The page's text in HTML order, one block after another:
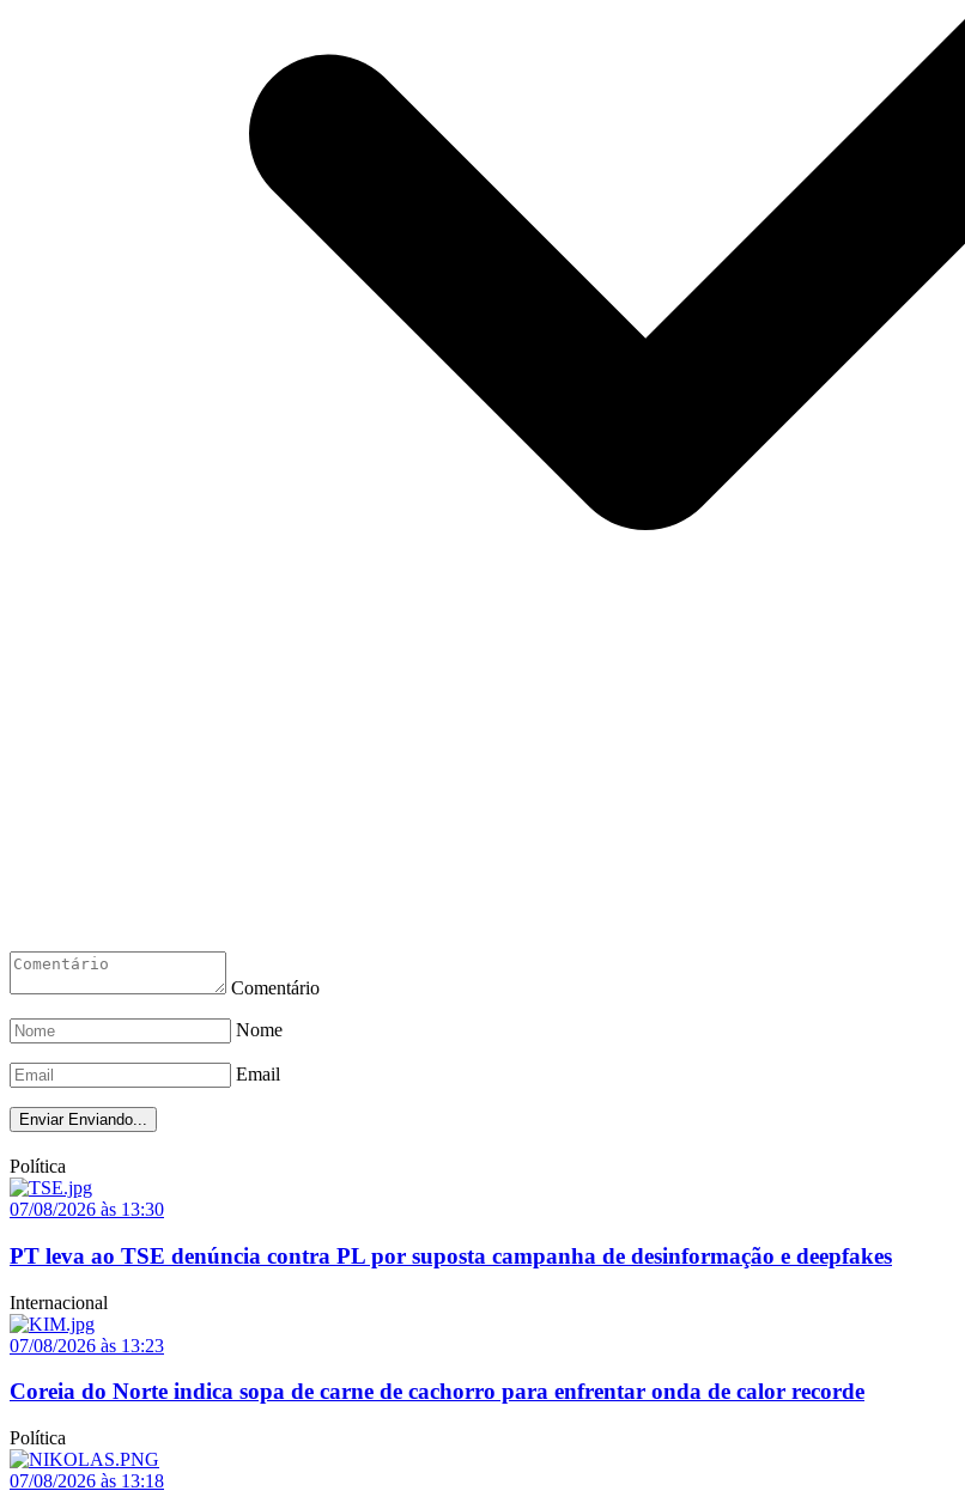
Comentário
Nome
Email
Enviar Enviando...
Política
07/08/2026 às 13:30
PT leva ao TSE denúncia contra PL por suposta campanha de desinformação e deepfakes
Internacional
07/08/2026 às 13:23
Coreia do Norte indica sopa de carne de cachorro para enfrentar onda de calor recorde
Política
07/08/2026 às 13:18